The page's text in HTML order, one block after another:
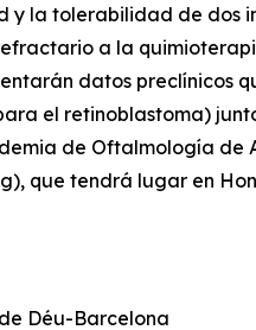
y la tolerabilidad de dos
a la
datos preclínicos
el retinoblastoma)
de Oftalmología de
que tendrá lugar en
Déu-Barcelona